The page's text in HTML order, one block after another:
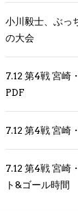
小川毅士、ぶっ
の大会
7.12 第4戦 宮崎
PDF
7.12 第4戦 宮崎
7.12 第4戦 宮崎
ト&ゴール時間